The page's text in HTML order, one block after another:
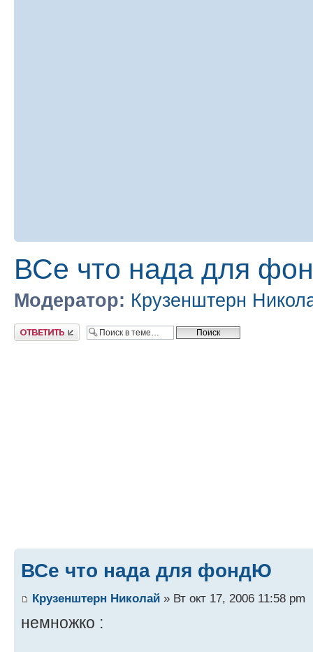
ВСе что нада для
Модератор: Крузенштерн
Ответить
ВСе что нада для фондЮ
Крузенштерн Николай » Вт окт 17, 2006 11:58 pm
немножко :